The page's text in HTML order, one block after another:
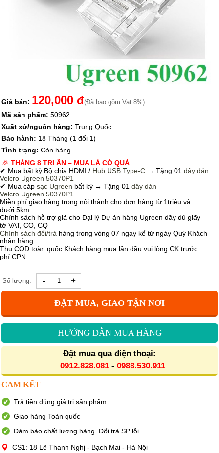
Giá bán: 120,000 đ(Đã bao gồm Vat 8%)
Mã sản phẩm: 50962
Xuất xứ/nguồn hàng: Trung Quốc
Bảo hành: 18 Tháng (1 đổi 1)
Tình trạng: Còn hàng
🎉 THÁNG 8 TRI ÂN – MUA LÀ CÓ QUÀ
✔ Mua bất kỳ Bộ chia HDMI / Hub USB Type-C → Tặng 01 dây dán
Velcro Ugreen 50370P1
✔ Mua cáp sạc Ugreen bất kỳ → Tặng 01 dây dán
Velcro Ugreen 50370P1
Miễn phí giao hàng trong nội thành cho đơn hàng từ 1triệu và
dưới 5km.
Chính sách hỗ trợ giá cho Đại lý Dự án hàng Ugreen đầy đủ giấy
tờ VAT, CO, CQ
Chính sách đổi/trả hàng trong vòng 07 ngày kể từ ngày Quý Khách
nhận hàng.
Thu COD toàn quốc Khách hàng mua lần đầu vui lòng CK trước
phí CPN.
Số lượng: - +
ĐẶT MUA, GIAO TẬN NƠI
HƯỚNG DẪN MUA HÀNG
Đặt mua qua điện thoại:
0912.828.081 - 0988.530.911
CAM KẾT
Trả tiền đúng giá trị sản phẩm
Giao hàng Toàn quốc
Đảm bảo chất lượng hàng. Đổi trả SP lỗi
CS1: 18 Lê Thanh Nghị - Bạch Mai - Hà Nội